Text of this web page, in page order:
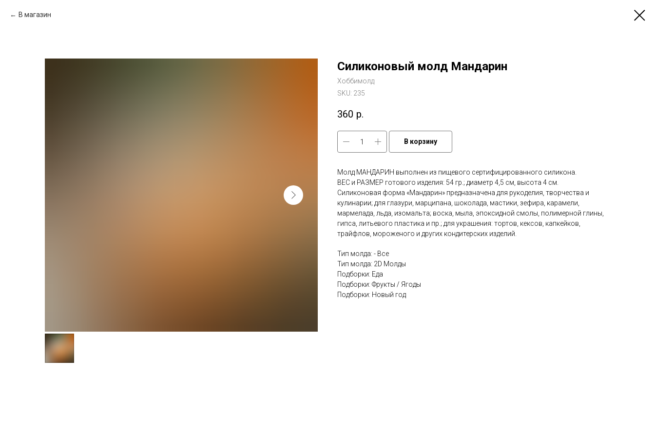
В магазин
Силиконовый молд Мандарин
Хоббимолд
SKU: 235
360 р.
В корзину
Молд МАНДАРИН выполнен из пищевого сертифицированного силикона.
ВЕС и РАЗМЕР готового изделия: 54 гр.; диаметр 4,5 см, высота 4 см.
Силиконовая форма «Мандарин» предназначена для рукоделия, творчества и
кулинарии; для глазури, марципана, шоколада, мастики, зефира, карамели,
мармелада, льда, изомальта; воска, мыла, эпоксидной смолы, полимерной глины,
гипса, литьевого пластика и пр.; для украшения: тортов, кексов, капкейков,
трайфлов, мороженого и других кондитерских изделий.
Тип молда: - Все
Тип молда: 2D Молды
Подборки: Еда
Подборки: Фрукты / Ягоды
Подборки: Новый год